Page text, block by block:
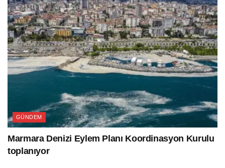
GÜNDEM
Marmara Denizi Eylem Planı Koordinasyon Kurulu
toplanıyor